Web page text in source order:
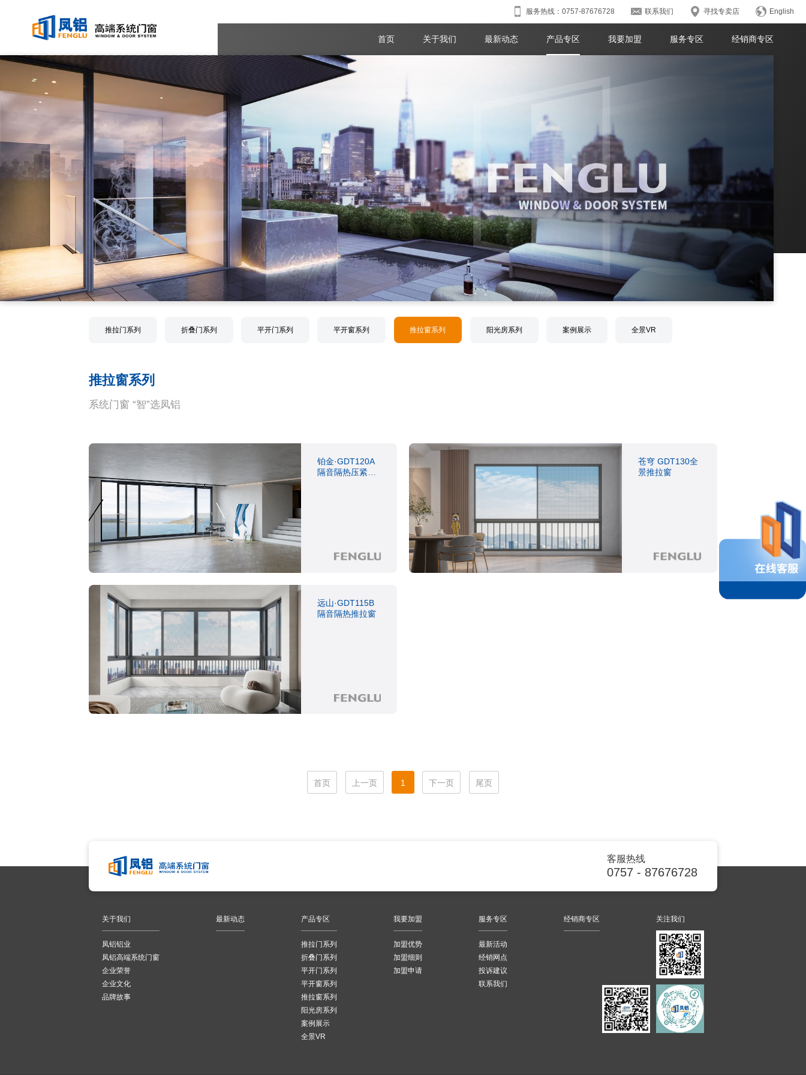
服务热线：0757-87676728 联系我们 寻找专卖店 English
首页 关于我们 最新动态 产品专区 我要加盟 服务专区 经销商专区
推拉门系列 折叠门系列 平开门系列 平开窗系列 推拉窗系列 阳光房系列 案例展示 全景VR
推拉窗系列
系统门窗 “智”选凤铝
铂金·GDT120A
隔音隔热压紧推
苍穹 GDT130全
景推拉窗
远山·GDT115B
隔音隔热推拉窗
首页 上一页 1 下一页 尾页
客服热线
0757 - 87676728
关于我们
凤铝铝业
凤铝高端系统门窗
企业荣誉
企业文化
品牌故事
最新动态 产品专区
推拉门系列
折叠门系列
平开门系列
平开窗系列
推拉窗系列
阳光房系列
案例展示
全景VR
我要加盟
加盟优势
加盟细则
加盟申请
服务专区
最新活动
经销网点
投诉建议
联系我们
经销商专区 关注我们